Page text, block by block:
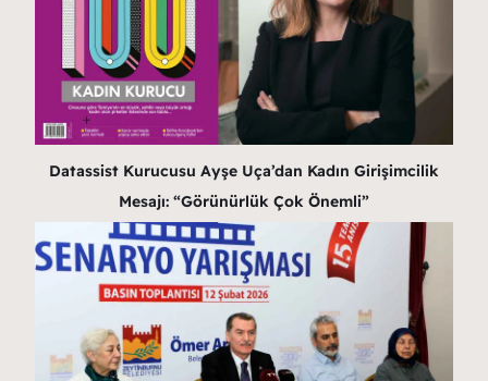
Datassist Kurucusu Ayşe Uça’dan Kadın Girişimcilik
Mesajı: “Görünürlük Çok Önemli”